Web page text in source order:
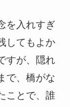
を入れすぎ
してもよか
すが、隠れ
で、橋がな
ことで、誰